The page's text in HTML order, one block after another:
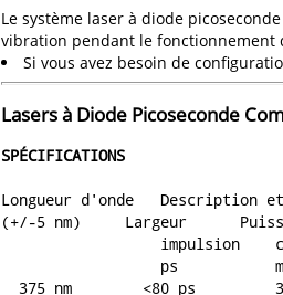
Le système laser à diode
vibration pendant le fonctionnement
Si vous avez besoin de
Lasers à Diode Picoseconde
SPÉCIFICATIONS
Longueur d'onde   Description
(+/-5 nm)     Largeur
375 nm        <80 ps